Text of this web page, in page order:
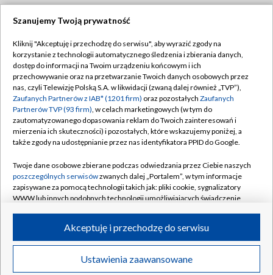
TVP
Abonament TVP
Emisja w TVP
Centrum informacji TVP
Naziemna Telewizja Cyfrowa
Rada Programowa
System NOS
Informacje o nadawcy
Program dla prasy
Ogłoszenie przetargowe
Regulamin TVP
Polityka prywatności
Moje zgody
Pomoc
Kontakt
Kanały
©2026 Telewizja Polska S.A. w likwidacji
Szanujemy Twoją prywatność
Kliknij "Akceptuję i przechodzę do serwisu", aby wyrazić zgody na
korzystanie z technologii automatycznego śledzenia i zbierania danych,
dostęp do informacji na Twoim urządzeniu końcowym i ich
przechowywanie oraz na przetwarzanie Twoich danych osobowych przez
nas, czyli Telewizję Polską S.A. w likwidacji (zwaną dalej również „TVP”),
Zaufanych Partnerów z IAB* (1201 firm) oraz pozostałych Zaufanych
Partnerów TVP (93 firm), w celach marketingowych (w tym do
zautomatyzowanego dopasowania reklam do Twoich zainteresowań i
mierzenia ich skuteczności) i pozostałych, które wskazujemy poniżej, a
także zgody na udostępnianie przez nas identyfikatora PPID do Google.
Twoje dane osobowe zbierane podczas odwiedzania przez Ciebie naszych
poszczególnych serwisówzwanych dalej „Portalem”, w tym informacje
zapisywane za pomocą technologii takich jak: pliki cookie, sygnalizatory
WWW lub innych podobnych technologii umożliwiających świadczenie
ruchu w Internecie.
Twoje dane osobowe zbierane podczas odwiedzania przez Ciebie
poszczególnych serwisówna Portalu, takie jak adresy IP, identyfikatory
Ustawienia zaawansowane
Akceptuję i przechodzę do serwisu